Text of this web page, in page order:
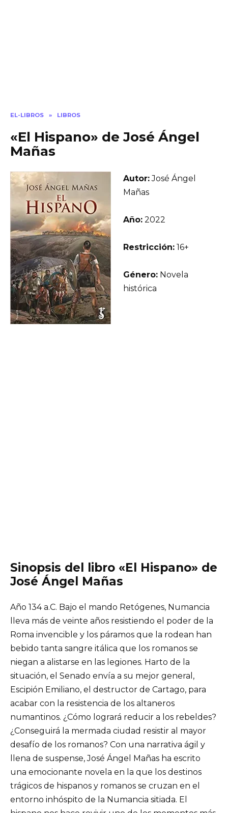
EL-LIBROS » LIBROS
«El Hispano» de José Ángel
Mañas
Autor:José Ángel
Mañas
Año: 2022
Restricción: 16+
Género: Novela
histórica
Sinopsis del libro «El Hispano» de
José Ángel Mañas
Año 134 a.C. Bajo el mando Retógenes, Numancia
lleva más de veinte años resistiendo el poder de la
Roma invencible y los páramos que la rodean han
bebido tanta sangre itálica que los romanos se
niegan a alistarse en las legiones. Harto de la
situación, el Senado envía a su mejor general,
Escipión Emiliano, el destructor de Cartago, para
acabar con la resistencia de los altaneros
numantinos. ¿Cómo logrará reducir a los rebeldes?
¿Conseguirá la mermada ciudad resistir al mayor
desafío de los romanos? Con una narrativa ágil y
llena de suspense, José Ángel Mañas ha escrito
una emocionante novela en la que los destinos
trágicos de hispanos y romanos se cruzan en el
entorno inhóspito de la Numancia sitiada. El